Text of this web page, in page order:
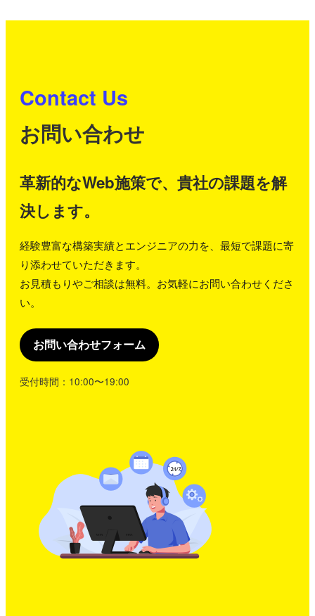
Contact Us
お問い合わせ
革新的なWeb施策で、貴社の課題を解
決します。
経験豊富な構築実績とエンジニアの力を、最短で課題に寄
り添わせていただきます。
お見積もりやご相談は無料。お気軽にお問い合わせくださ
い。
お問い合わせフォーム
受付時間：10:00〜19:00